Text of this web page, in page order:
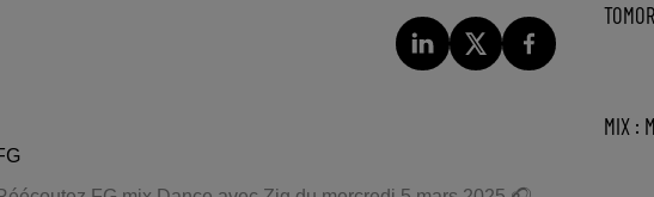
MIX :